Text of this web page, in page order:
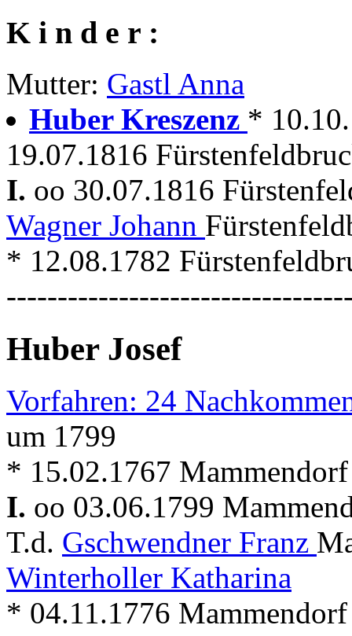
K i n d e r :
Mutter: Gastl Anna
Huber Kreszenz *
19.07.1816
I. oo 30.07.1816
Wagner Johann
* 12.08.1782
Huber Josef
Vorfahren: 24
um 1799
* 15.02.1767
I. oo 03.06.1799
T.d. Gschwendner Franz
Winterholler Katharina
* 04.11.1776